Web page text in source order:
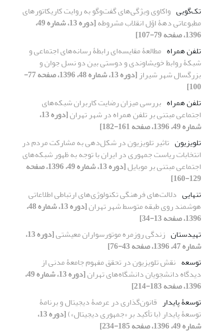
تک‌گویی واکاوی ویژگی‌های گفت‌وگو به روایت کاریکاتورهای
مطبوعاتی دهۀ اوّل انقلاب مشروطه
[دوره 13، شماره 49،
1396، صفحه 79-107]
تلفن همراه مطالعۀ مقایسه‌ای رابطۀ رسانه‌های اجتماعی و
شبکۀ روابط خویشاوندی و دوستی بین دو نسل جوان و
بزرگسال شهر شیراز
[دوره 13، شماره 48، 1396، صفحه 77-
100]
تلفن همراه بررسی میزان رضایت کاربران شبکه‌های
اجتماعی مبتنی بر تلفن همراه در شهر تهران
[دوره 13،
شماره 49، 1396، صفحه 161-182]
تلویزیون تاثیر تلویزیون در شکل‌دهی به مشارکت مردم در
انتخابات ریاست جمهوری در ایران با توجه به ظهور شبکه‌های
اجتماعی مبتنی بر موبایل
[دوره 13، شماره 49، 1396، صفحه
129-160]
تنهایی دلالت‌های فرهنگی تکنولوژی‌های ارتباطی‌ اطلاعاتی
هوشمند روی طبقه متوسط شهر تهران
[دوره 13، شماره 48،
1396، صفحه 13-34]
تهیدستان زندگی روزمره موتورسواران معیشتی
[دوره 13،
شماره 47، 1396، صفحه 43-76]
توسعه نقش تلویزیون در تحقق مفهوم جامعۀ مدنی از
دیدگاه دانشجویان دانشگاه‌های تهران
[دوره 13، شماره 49،
1396، صفحه 183-214]
توسعۀ پایدار قانون‌گذاری در عرصۀ دیجیتال و برنامۀ
توسعۀ پایدار (با تأکید بر «جمهوری دیجیتال»)
[دوره 13،
شماره 49، 1396، صفحه 185-234]